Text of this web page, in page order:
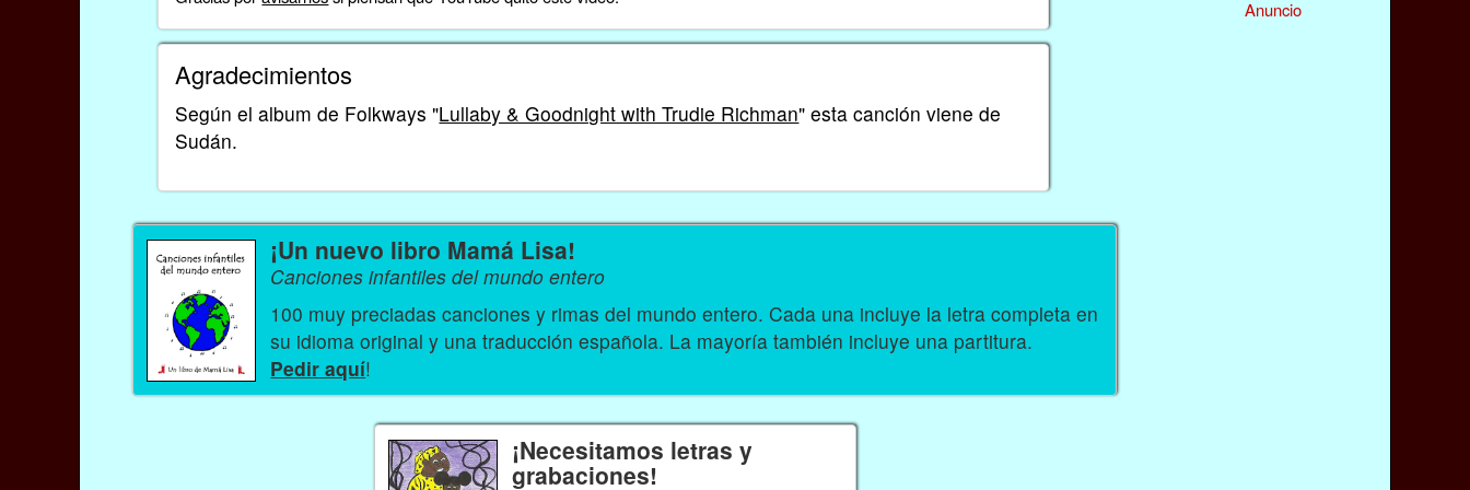
Agradecimientos
Según el album de Folkways "Lullaby & Goodnight with Trudie Richman" esta canción viene de
Sudán.
¡Un nuevo libro Mamá Lisa!
Canciones infantiles del mundo entero
100 muy preciadas canciones y rimas del mundo entero. Cada una incluye la letra completa en
su idioma original y una traducción española. La mayoría también incluye una partitura.
Pedir aquí!
¡Necesitamos letras y
grabaciones!
Anuncio